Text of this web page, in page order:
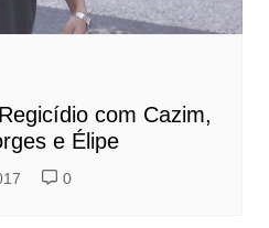
com Cazim,
e Élipe
0